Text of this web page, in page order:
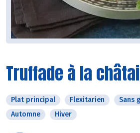
Truffade à la
Plat principal Flexitarien Sans
Automne
Hiver